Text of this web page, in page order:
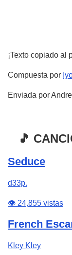
¡Texto copiado al
Compuesta por
Enviada por
🎵
Seduce
d33p.
👁️ 24,855 vistas
French
Kley Kley